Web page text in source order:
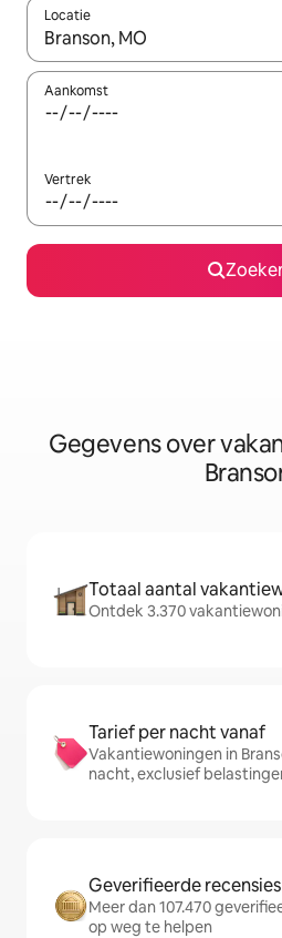
Locatie
Wanneer er resultaten
Aankomst
Vertrek
Gegevens over
Totaal aantal
Ontdek 3.370
Tarief per nacht vanaf
Vakantiewoningen in
nacht, exclusief
Geverifieerde
Meer dan 107.470
op weg te helpen